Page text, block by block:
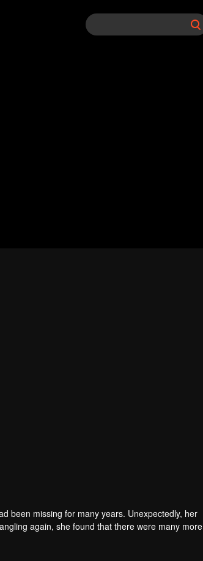
been missing for many years. Unexpectedly, her
again, she found that there were many more